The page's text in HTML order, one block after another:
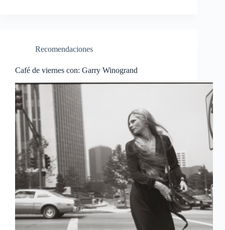
Recomendaciones
Café de viernes con: Garry Winogrand